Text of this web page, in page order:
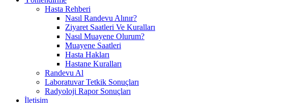
Hasta Rehberi
Nasıl Randevu Alınır?
Ziyaret Saatleri Ve Kuralları
Nasıl Muayene Olurum?
Muayene Saatleri
Hasta Hakları
Hastane Kuralları
Randevu Al
Laboratuvar Tetkik Sonuçları
Radyoloji Rapor Sonuçları
İletişim